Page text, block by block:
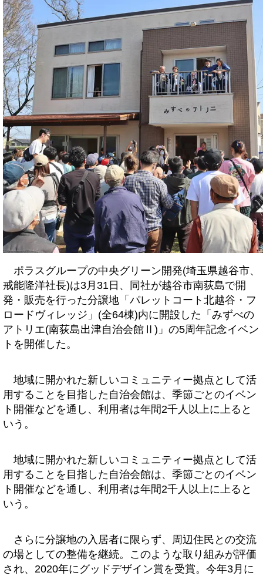
ポラスグループの中央グリーン開発(埼玉県越谷市、
戒能隆洋社長)は3月31日、同社が越谷市南荻島で開
発・販売を行った分譲地「パレットコート北越谷・フ
ロードヴィレッジ」(全64棟)内に開設した「みずべの
アトリエ(南荻島出津自治会館Ⅱ)」の5周年記念イベン
トを開催した。
地域に開かれた新しいコミュニティー拠点として活
用することを目指した自治会館は、季節ごとのイベン
ト開催などを通し、利用者は年間2千人以上に上ると
いう。
地域に開かれた新しいコミュニティー拠点として活
用することを目指した自治会館は、季節ごとのイベン
ト開催などを通し、利用者は年間2千人以上に上ると
いう。
さらに分譲地の入居者に限らず、周辺住民との交流
の場としての整備を継続。このような取り組みが評価
され、2020年にグッドデザイン賞を受賞。今年3月に